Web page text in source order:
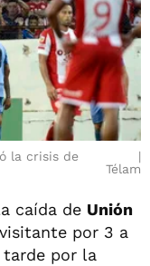
la crisis de
Télam
caída de Unión
por 3 a
por la